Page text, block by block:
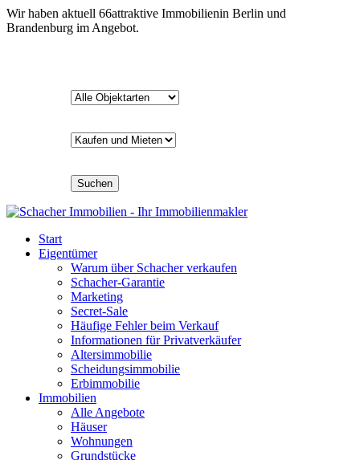
Wir haben aktuell 66attraktive Immobilienin Berlin und
Brandenburg im Angebot.
Suchen
Start
Eigentümer
Warum über Schacher verkaufen
Schacher-Garantie
Marketing
Secret-Sale
Häufige Fehler beim Verkauf
Informationen für Privatverkäufer
Altersimmobilie
Scheidungsimmobilie
Erbimmobilie
Immobilien
Alle Angebote
Häuser
Wohnungen
Grundstücke